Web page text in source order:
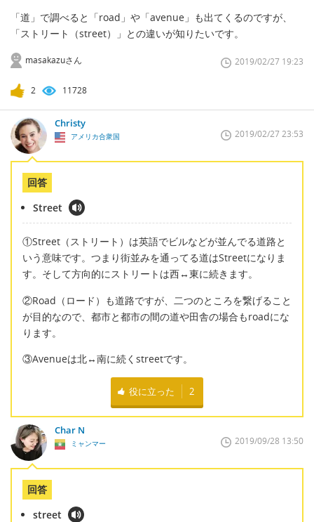
「道」で調べると「road」や「avenue」も出てくるのですが、
「ストリート（street）」との違いが知りたいです。
masakazuさん 2019/02/27 19:23
2 11728
Christy
アメリカ合衆国 2019/02/27 23:53
回答
Street
①Street（ストリート）は英語でビルなどが並んでる道路と
いう意味です。つまり街並みを通ってる道はStreetになりま
す。そして方向的にストリートは西↔東に続きます。
②Road（ロード）も道路ですが、二つのところを繋げること
が目的なので、都市と都市の間の道や田舎の場合もroadにな
ります。
③Avenueは北↔南に続くstreetです。
役に立った 2
Char N
ミャンマー 2019/09/28 13:50
回答
street